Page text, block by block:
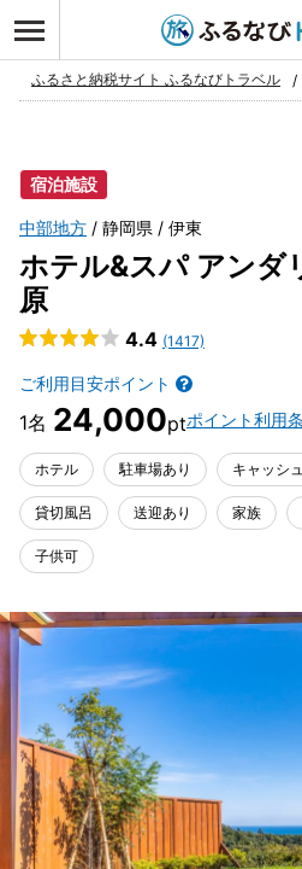
お気に入り
ふるさと納税サイト ふるなびトラベル
宿泊施設
中部地方 静岡県 伊東
ホテル&スパ アンダ
原
4.4 (1417)
ご利用目安ポイント
24,000 ポイント利用
ホテル 駐車場あり キャッシ
貸切風呂 送迎あり 家族
子供可